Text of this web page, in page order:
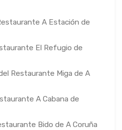
A Estación de
El Refugio de
Restaurante Miga de A
A Cabana de
Bido de A Coruña